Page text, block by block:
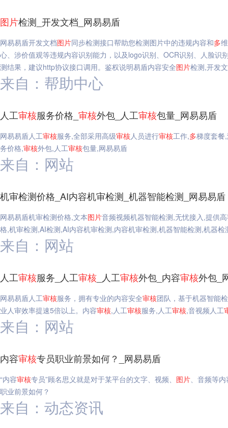
图片检测_开发文档_网易易盾
网易易盾开发文档图片同步检测接口帮助您检测图片中的违规内容和多
心、涉价值观等违规内容识别能力，以及logo识别、OCR识别、人脸识
测结果，建议http协议接口调用。鉴权说明易盾内容安全图片检测,开发
来自：帮助中心
人工审核服务价格_ 审核外包_人工审核包量_网易易盾
网易易盾人工审核服务,全部采用高级审核人员进行审核工作,多梯度套餐
务价格,审核外包,人工审核包量,网易易盾
来自：网站
机审检测价格_AI内容机审检测_机器智能检测_网易易盾
网易易盾机审检测价格,文本图片音频视频机器智能检测,无忧接入,提供
格,机审检测,AI检测,AI内容机审检测,内容机审检测,机器智能检测,机器检
来自：网站
人工审核服务_人工审核 _人工审核外包_内容审核外包_
网易易盾人工审核服务，拥有专业的内容安全审核团队，基于机器智能
业人审效率提速5倍以上。内容审核,人工审核服务,人工审核,音视频人工
来自：网站
内容审核专员职业前景如何？_网易易盾
“内容审核专员”顾名思义就是对于某平台的文字、视频、 图片、音频等
职业前景如何？
来自：动态资讯